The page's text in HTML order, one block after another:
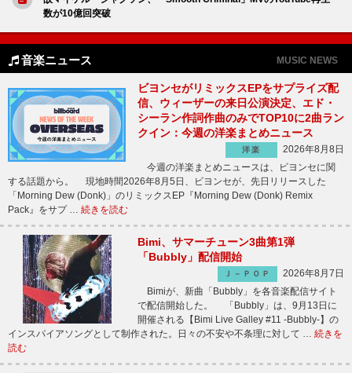
数が10億回突破
音楽ニュース MUSIC NEWS
ビヨンセがリミックスEPをサプライズ配
信、ウィーザーの来日公演決定、エド・
シーラン作詞作曲のみでTOP10に2曲ラン
クイン：今週の洋楽まとめニュース
洋楽
2026年8月8日
今週の洋楽まとめニュースは、ビヨンセに関
する話題から。 現地時間2026年8月5日、ビヨンセが、先日リリースした
「Morning Dew (Donk)」のリミックスEP『Morning Dew (Donk) Remix
Pack』をサプ … 続きを読む
Bimi、サマーチューン3曲第1弾
「Bubbly」配信開始
Ｊ－ＰＯＰ
2026年8月7日
Bimiが、新曲「Bubbly」を各音楽配信サイト
で配信開始した。 「Bubbly」は、9月13日に
開催される【Bimi Live Galley #11 -Bubbly-】の
インスパイアソングとして制作された。日々の不安や不条理に対して … 続きを
読む